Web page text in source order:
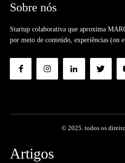
Sobre nós
Startup colaborativa que aproxima
por meio de conteúdo, experiências (on
© 2025. todos os
Artigos